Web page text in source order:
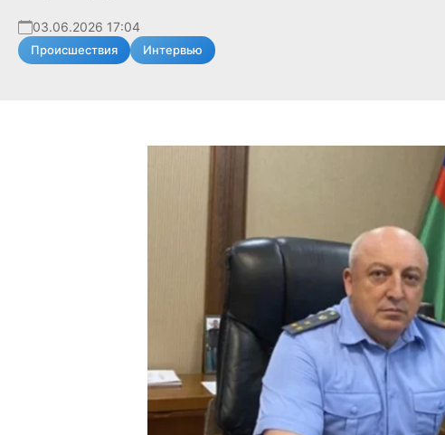
03.06.2026 17:04
Происшествия Интервью